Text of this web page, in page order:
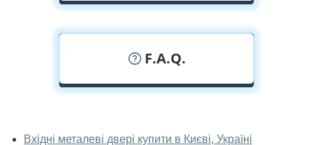
F.A.Q.
двері наживо?
Вхідні металеві двері купити в Києві, Україні